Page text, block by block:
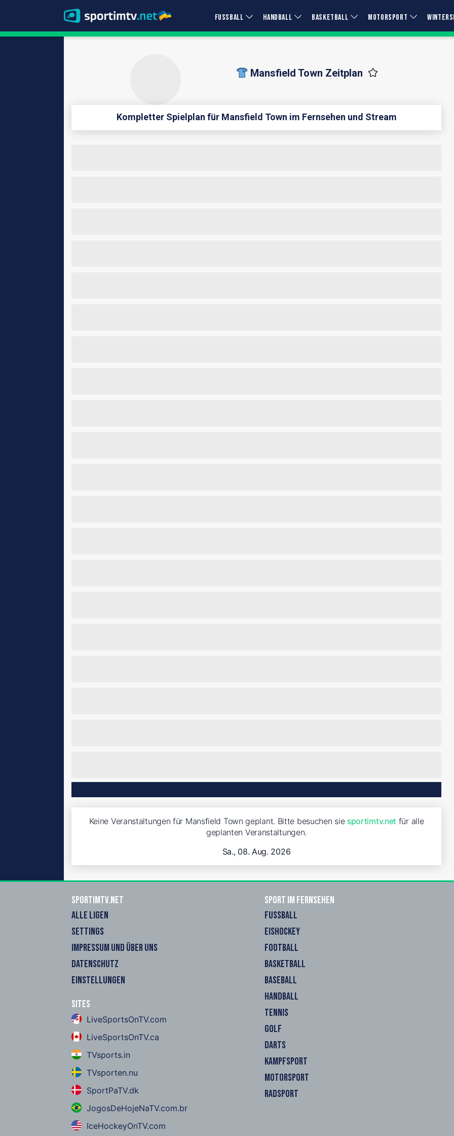
FUSSBALL HANDBALL BASKETBALL MOTORSPORT
Mansfield Town Zeitplan
Kompletter Spielplan für Mansfield Town im Fernsehen und Stream
Keine Veranstaltungen für Mansfield Town geplant. Bitte besuchen sie sportimtv.net für alle
geplanten Veranstaltungen.
Sa., 08. Aug. 2026
sportimtv.net
ALLE LIGEN
SETTINGS
IMPRESSUM UND ÜBER UNS
DATENSCHUTZ
EINSTELLUNGEN
Sites
LiveSportsOnTV.com
LiveSportsOnTV.ca
TVsports.in
TVsporten.nu
SportPaTV.dk
JogosDeHojeNaTV.com.br
IceHockeyOnTV.com
Sport im Fernsehen
FUSSBALL
EISHOCKEY
FOOTBALL
BASKETBALL
BASEBALL
HANDBALL
TENNIS
GOLF
DARTS
KAMPFSPORT
MOTORSPORT
RADSPORT